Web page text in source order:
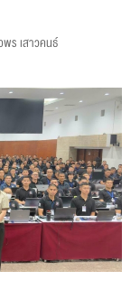
ร เสาวคนธ์